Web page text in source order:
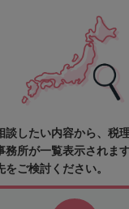
したい内容から、税
務所が一覧表示されま
ご検討ください。